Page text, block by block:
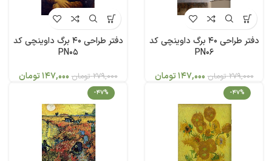
دفتر طراحی 40 برگ داوینچی کد
PN06
279,000 تومان 147,000تومان
دفتر طراحی 40 برگ داوینچی کد
PN05
279,000 تومان 147,000تومان
-47%
-47%